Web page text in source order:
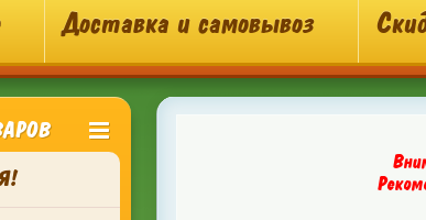
Доставка и самовывоз